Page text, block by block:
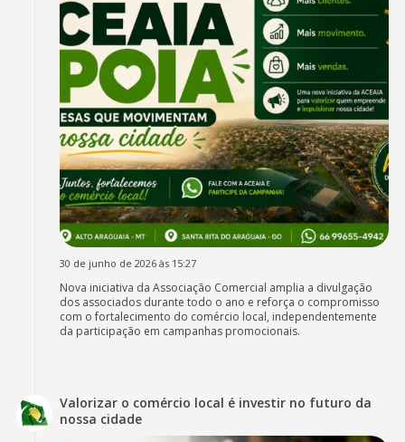
30 de junho de 2026 às 15:27
Nova iniciativa da Associação Comercial amplia a divulgação
dos associados durante todo o ano e reforça o compromisso
com o fortalecimento do comércio local, independentemente
da participação em campanhas promocionais.
Valorizar o comércio local é investir no futuro da
nossa cidade